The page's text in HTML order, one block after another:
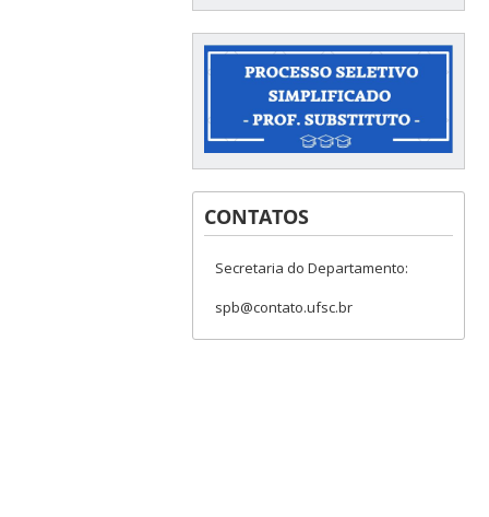
CONTATOS
Secretaria do Departamento:
spb@contato.ufsc.br